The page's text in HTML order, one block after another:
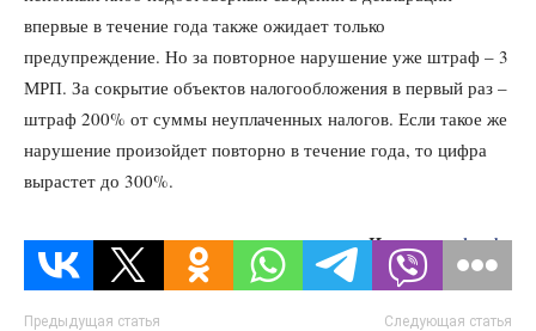
впервые в течение года также ожидает только
предупреждение. Но за повторное нарушение уже штраф – 3
МРП. За сокрытие объектов налогообложения в первый раз –
штраф 200% от суммы неуплаченных налогов. Если такое же
нарушение произойдет повторно в течение года, то цифра
вырастет до 300%.
Источник: lsm.kz
Предыдущая статья Следующая статья